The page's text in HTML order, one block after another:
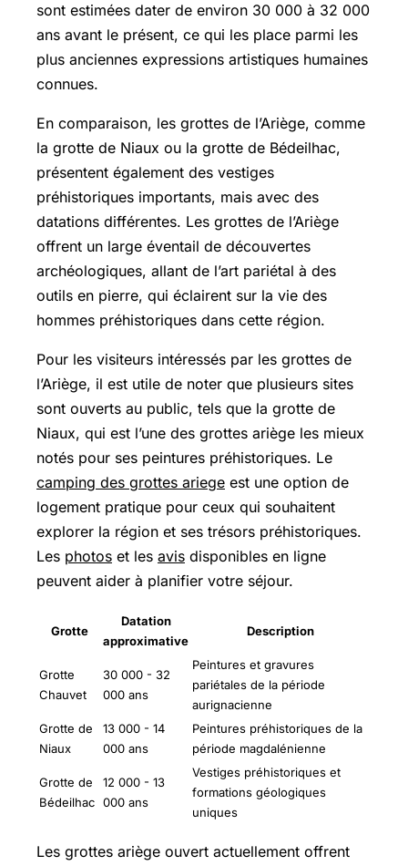
sont estimées dater de environ 30 000 à 32 000
ans avant le présent, ce qui les place parmi les
plus anciennes expressions artistiques humaines
connues.
En comparaison, les grottes de l’Ariège, comme
la grotte de Niaux ou la grotte de Bédeilhac,
présentent également des vestiges
préhistoriques importants, mais avec des
datations différentes. Les grottes de l’Ariège
offrent un large éventail de découvertes
archéologiques, allant de l’art pariétal à des
outils en pierre, qui éclairent sur la vie des
hommes préhistoriques dans cette région.
Pour les visiteurs intéressés par les grottes de
l’Ariège, il est utile de noter que plusieurs sites
sont ouverts au public, tels que la grotte de
Niaux, qui est l’une des grottes ariège les mieux
notés pour ses peintures préhistoriques. Le
camping des grottes ariege est une option de
logement pratique pour ceux qui souhaitent
explorer la région et ses trésors préhistoriques.
Les photos et les avis disponibles en ligne
peuvent aider à planifier votre séjour.
Grotte
Datation
approximative
Description
Grotte
Chauvet
30 000 - 32
000 ans
Peintures et gravures
pariétales de la période
aurignacienne
Grotte de
Niaux
13 000 - 14
000 ans
Peintures préhistoriques de la
période magdalénienne
Grotte de
Bédeilhac
12 000 - 13
000 ans
Vestiges préhistoriques et
formations géologiques
uniques
Les grottes ariège ouvert actuellement offrent